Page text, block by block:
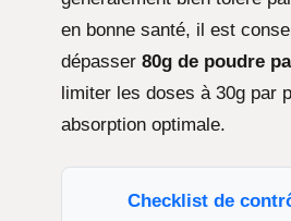
en bonne santé, il est
dépasser 80g de poudre
limiter les doses à 30g par
absorption optimale.
Checklist de